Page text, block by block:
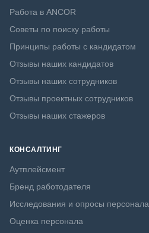
Работа в ANCOR
Советы по поиску работы
Принципы работы с кандидатом
Отзывы наших кандидатов
Отзывы наших сотрудников
Отзывы проектных сотрудников
Отзывы наших стажеров
КОНСАЛТИНГ
Аутплейсмент
Бренд работодателя
Исследования и опросы персонала
Оценка персонала